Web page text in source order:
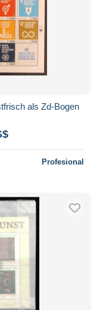
als Zd-Bogen
Profesional